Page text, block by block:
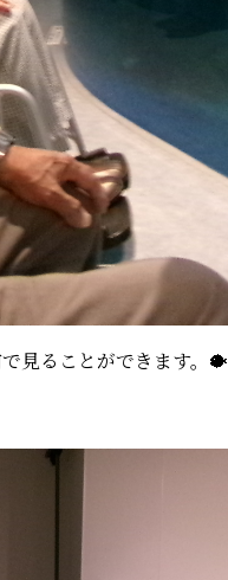
見ることができます。🐡